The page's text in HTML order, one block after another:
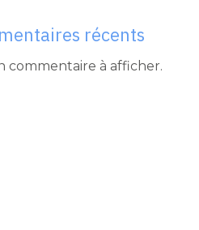
récents
commentaire à afficher.